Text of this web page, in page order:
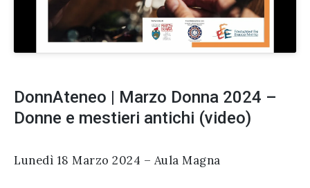
DonnAteneo | Marzo Donna 2024 –
Donne e mestieri antichi (video)
Lunedì 18 Marzo 2024 – Aula Magna